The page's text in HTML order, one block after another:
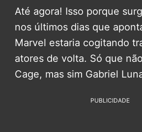
Até agora! Isso porque
nos últimos dias que
Marvel estaria cogitando
atores de volta. Só que
Cage, mas sim Gabriel
PUBLICIDADE